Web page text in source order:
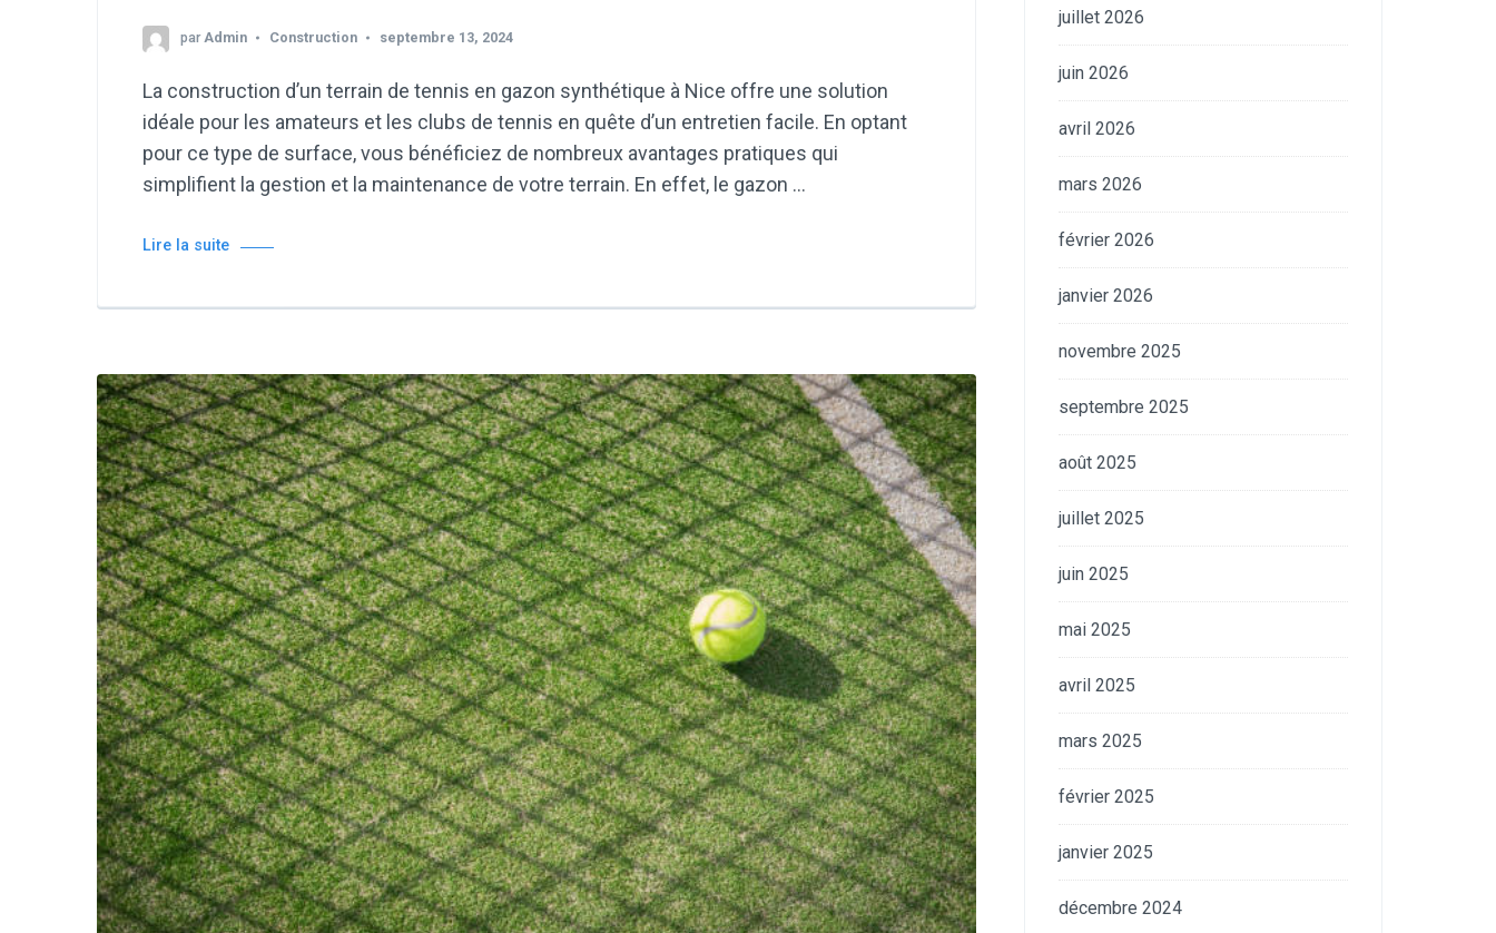
parAdmin Construction septembre 13, 2024
La construction d’un terrain de tennis en gazon synthétique à Nice offre une solution
idéale pour les amateurs et les clubs de tennis en quête d’un entretien facile. En optant
pour ce type de surface, vous bénéficiez de nombreux avantages pratiques qui
simplifient la gestion et la maintenance de votre terrain. En effet, le gazon …
Lire la suite
juillet 2026
juin 2026
avril 2026
mars 2026
février 2026
janvier 2026
novembre 2025
septembre 2025
août 2025
juillet 2025
juin 2025
mai 2025
avril 2025
mars 2025
février 2025
janvier 2025
décembre 2024